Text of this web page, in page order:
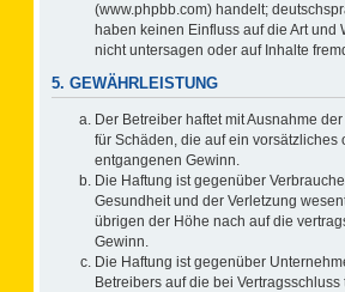
(www.phpbb.com) handelt;
haben keinen Einfluss auf die Art
nicht untersagen oder auf Inhalte
5. GEWÄHRLEISTUNG
Der Betreiber haftet mit Ausnahme
für Schäden, die auf ein
entgangenen Gewinn.
Die Haftung ist gegenüber
Gesundheit und der Verletzung
übrigen der Höhe nach auf die
Gewinn.
Die Haftung ist gegenüber
Betreibers auf die bei